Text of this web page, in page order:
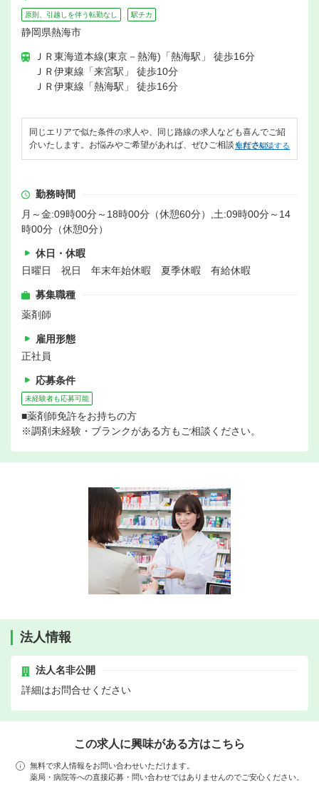
原則、引越しを伴う転勤なし 駅チカ
静岡県熱海市
ＪＲ東海道本線(東京－熱海)「熱海駅」 徒歩16分
ＪＲ伊東線「来宮駅」 徒歩10分
ＪＲ伊東線「熱海駅」 徒歩16分
同じエリアで似た条件の求人や、同じ路線の求人なども喜んでご紹
介いたします。お悩みやご希望があれば、ぜひご相談ください。
無料で相談する
勤務時間
月～金:09時00分～18時00分（休憩60分）,土:09時00分～14
時00分（休憩0分）
休日・休暇
日曜日 祝日 年末年始休暇 夏季休暇 有給休暇
募集職種
薬剤師
雇用形態
正社員
応募条件
未経験者も応募可能
■薬剤師免許をお持ちの方
※調剤未経験・ブランクがある方もご相談ください。
法人情報
法人名非公開
詳細はお問合せください
この求人に興味がある方はこちら
無料で求人情報をお問い合わせいただけます。
薬局・病院等への直接応募・問い合わせではありませんのでご安心ください。